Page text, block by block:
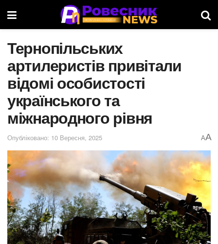
Тернопільських
артилеристів привітали
відомі особистості
українського та
міжнародного рівня
Опубліковано: 10 Вересня, 2025 AA